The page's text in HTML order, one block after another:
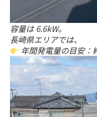
容量は 6.6kW。
長崎県エリアでは、
年間発電量の目安：